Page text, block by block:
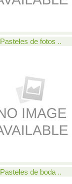
Pasteles de fotos ..
Pasteles de boda ..